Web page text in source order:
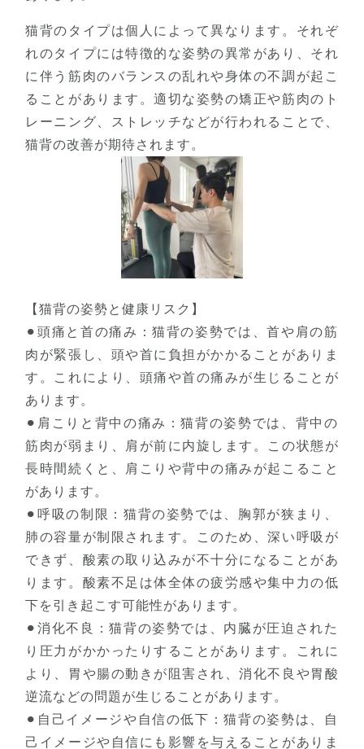
猫背のタイプは個人によって異なります。それぞ
れのタイプには特徴的な姿勢の異常があり、それ
に伴う筋肉のバランスの乱れや身体の不調が起こ
ることがあります。適切な姿勢の矯正や筋肉のト
レーニング、ストレッチなどが行われることで、
猫背の改善が期待されます。
【猫背の姿勢と健康リスク】
⚫︎頭痛と首の痛み：猫背の姿勢では、首や肩の筋
肉が緊張し、頭や首に負担がかかることがありま
す。これにより、頭痛や首の痛みが生じることが
あります。
⚫︎肩こりと背中の痛み：猫背の姿勢では、背中の
筋肉が弱まり、肩が前に内旋します。この状態が
長時間続くと、肩こりや背中の痛みが起こること
があります。
⚫︎呼吸の制限：猫背の姿勢では、胸郭が狭まり、
肺の容量が制限されます。このため、深い呼吸が
できず、酸素の取り込みが不十分になることがあ
ります。酸素不足は体全体の疲労感や集中力の低
下を引き起こす可能性があります。
⚫︎消化不良：猫背の姿勢では、内臓が圧迫された
り圧力がかかったりすることがあります。これに
より、胃や腸の動きが阻害され、消化不良や胃酸
逆流などの問題が生じることがあります。
⚫︎自己イメージや自信の低下：猫背の姿勢は、自
己イメージや自信にも影響を与えることがありま